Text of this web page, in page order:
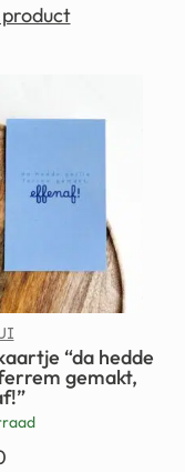
“da hedde
gemakt,